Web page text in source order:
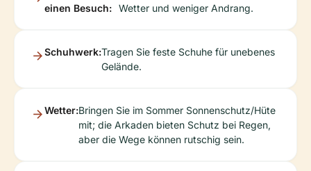
einen Besuch: Wetter und weniger Andrang.
Schuhwerk:Tragen Sie feste Schuhe für unebenes
Gelände.
Wetter:Bringen Sie im Sommer Sonnenschutz/Hüte
mit; die Arkaden bieten Schutz bei Regen,
aber die Wege können rutschig sein.